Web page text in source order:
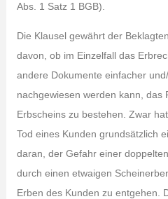
Abs. 1 Satz 1 BGB).
Die Klausel gewährt der
davon, ob im Einzelfall das
andere Dokumente einfacher
nachgewiesen werden kann, das
Erbscheins zu bestehen. Zwar
Tod eines Kunden grundsätzlich
daran, der Gefahr einer
durch einen etwaigen
Erben des Kunden zu entgehen.